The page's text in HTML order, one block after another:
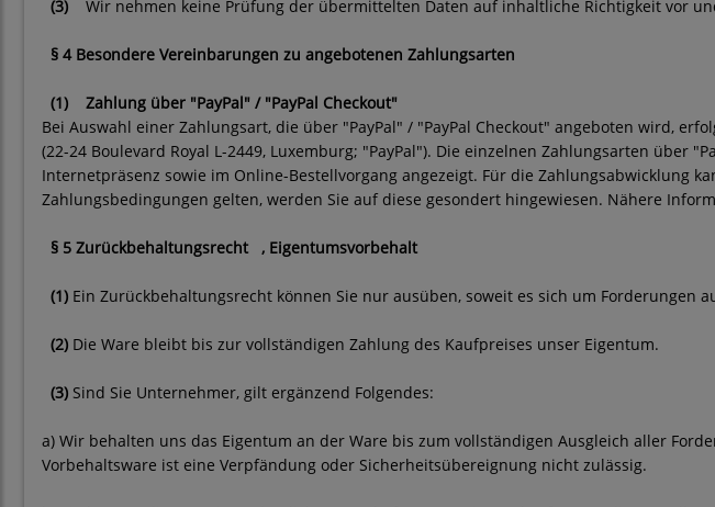
(3) Wir nehmen keine Prüfung der übermittelten Daten auf inhaltliche Richtigkeit vor
§ 4 Besondere Vereinbarungen zu angebotenen Zahlungsarten
(1)
Zahlung über "PayPal" / "PayPal Checkout"
Bei Auswahl einer Zahlungsart, die über "PayPal" / "PayPal Checkout" angeboten wird,
(22-24 Boulevard Royal L-2449, Luxemburg; "PayPal"). Die einzelnen Zahlungsarten
Internetpräsenz sowie im Online-Bestellvorgang angezeigt. Für die Zahlungsabwicklung
Zahlungsbedingungen gelten, werden Sie auf diese gesondert hingewiesen. Nähere
§ 5 Zurückbehaltungsrecht , Eigentumsvorbehalt
(1) Ein Zurückbehaltungsrecht können Sie nur ausüben, soweit es sich um Forderungen
(2) Die Ware bleibt bis zur vollständigen Zahlung des Kaufpreises unser Eigentum.
(3) Sind Sie Unternehmer, gilt ergänzend Folgendes:
a) Wir behalten uns das Eigentum an der Ware bis zum vollständigen Ausgleich aller
Vorbehaltsware ist eine Verpfändung oder Sicherheitsübereignung nicht zulässig.